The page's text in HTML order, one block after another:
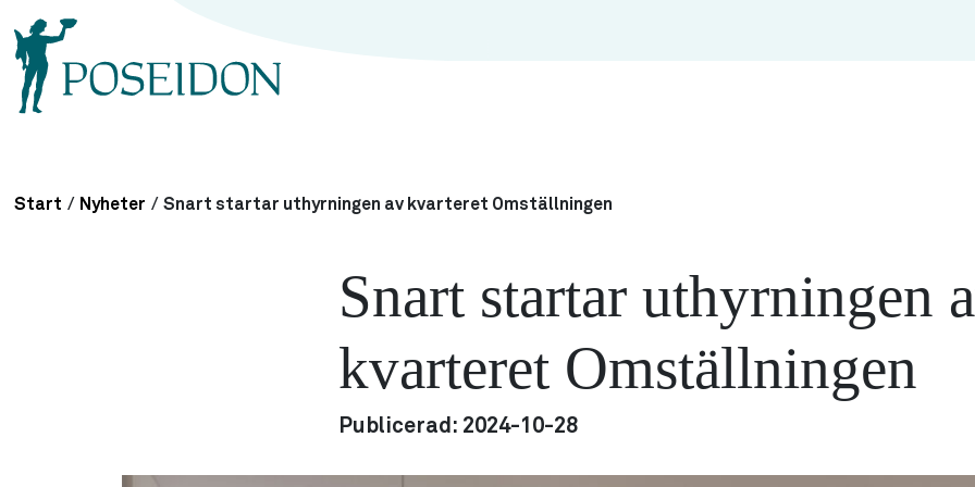
Start / Nyheter / Snart startar uthyrningen av kvarteret Omställningen
Snart startar uthyrningen
kvarteret Omställningen
Publicerad: 2024-10-28